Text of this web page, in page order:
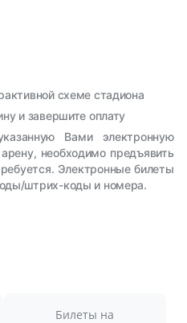
схеме стадиона
и завершите оплату
Вами электронную
необходимо предъявить
Электронные билеты
штрих-коды и номера.
Билеты на